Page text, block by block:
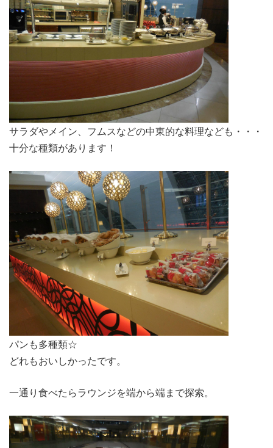
サラダやメイン、フムスなどの中東的な料理なども・・・
十分な種類があります！
パンも多種類☆
どれもおいしかったです。
一通り食べたらラウンジを端から端まで探索。